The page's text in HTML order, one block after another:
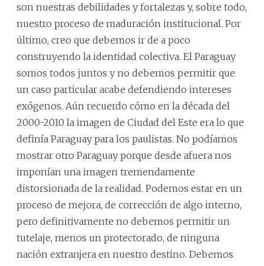
son nuestras debilidades y fortalezas y, sobre todo,
nuestro proceso de maduración institucional. Por
último, creo que debemos ir de a poco
construyendo la identidad colectiva. El Paraguay
somos todos juntos y no debemos permitir que
un caso particular acabe defendiendo intereses
exógenos. Aún recuerdo cómo en la década del
2000-2010 la imagen de Ciudad del Este era lo que
definía Paraguay para los paulistas. No podíamos
mostrar otro Paraguay porque desde afuera nos
imponían una imagen tremendamente
distorsionada de la realidad. Podemos estar en un
proceso de mejora, de corrección de algo interno,
pero definitivamente no debemos permitir un
tutelaje, menos un protectorado, de ninguna
nación extranjera en nuestro destino. Debemos